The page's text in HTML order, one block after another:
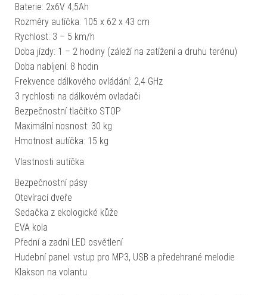
Baterie: 2x6V 4,5Ah
Rozměry autíčka: 105 x 62 x 43 cm
Rychlost: 3 – 5 km/h
Doba jízdy: 1 – 2 hodiny (záleží na zatížení a druhu terénu)
Doba nabíjení: 8 hodin
Frekvence dálkového ovládání: 2,4 GHz
3 rychlosti na dálkovém ovladači
Bezpečnostní tlačítko STOP
Maximální nosnost: 30 kg
Hmotnost autíčka: 15 kg
Vlastnosti autíčka:
Bezpečnostní pásy
Otevírací dveře
Sedačka z ekologické kůže
EVA kola
Přední a zadní LED osvětlení
Hudební panel: vstup pro MP3, USB a předehrané melodie
Klakson na volantu